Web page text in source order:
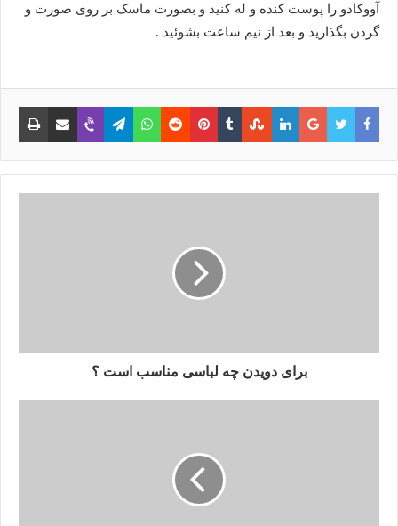
آووکادو را پوست کنده و له کنید و بصورت ماسک بر روی صورت و
گردن بگذارید و بعد از نیم ساعت بشوئید .
فیس
بوک
توییترگوگل
پلاس
لینکدین‫StumbleUpon
‫Tumblr
‫Pinterest
‫Redditواتس
آپ
تلگراموایبر اشتراک
ایمیل
برای دویدن چه لباسی مناسب است ؟